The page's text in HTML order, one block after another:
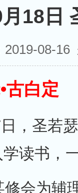
18日
2019-08-
古白定
圣若瑟
读书，
为辅理